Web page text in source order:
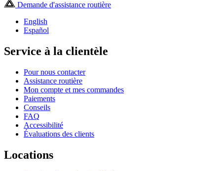
Demande d'assistance routière
English
Español
Service à la clientèle
Pour nous contacter
Assistance routière
Mon compte et mes commandes
Paiements
Conseils
FAQ
Accessibilité
Évaluations des clients
Locations